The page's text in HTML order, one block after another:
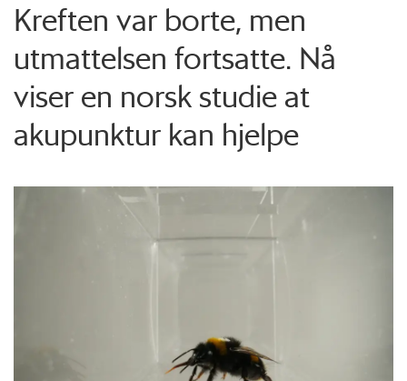
Kreften var borte, men
utmattelsen fortsatte. Nå
viser en norsk studie at
akupunktur kan hjelpe